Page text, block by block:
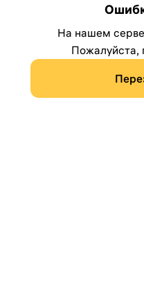
На нашем
Пожалуйста,